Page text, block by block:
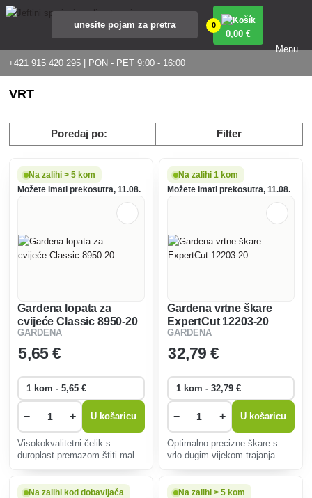
+421 915 420 295 | PON - PET 9:00 - 16:00
0
0,00 €
Menu
VRT
Poredaj po: Filter
Na zalihi > 5 kom
Možete imati prekosutra, 11.08.
Gardena lopata za
cvijeće Classic 8950-20
GARDENA
5,65 €
− + U košaricu
Visokokvalitetni čelik s
duroplast premazom štiti male
iznimnu čvrstoću.
Na zalihi 1 kom
Možete imati prekosutra, 11.08.
Gardena vrtne škare
ExpertCut 12203-20
GARDENA
32,79 €
− + U košaricu
Optimalno precizne škare s
vrlo dugim vijekom trajanja.
Na zalihi kod dobavljača
Na zalihi > 5 kom